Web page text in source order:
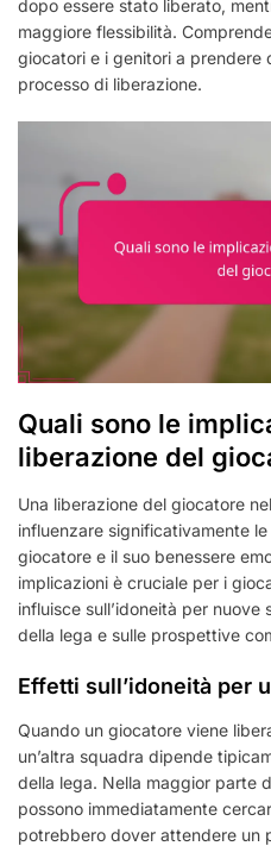
dopo essere stato liberato,
maggiore flessibilità.
giocatori e i genitori a prendere
processo di liberazione.
Quali sono le
liberazione del
Una liberazione del giocatore
influenzare significativamente
giocatore e il suo benessere
implicazioni è cruciale per i
influisce sull’idoneità per nuove
della lega e sulle prospettive
Effetti sull’idoneità per
Quando un giocatore viene
un’altra squadra dipende
della lega. Nella maggior parte
possono immediatamente
potrebbero dover attendere un